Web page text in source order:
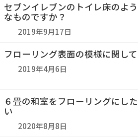
セブンイレブンのトイレ床のよう
なものですか？
2019年9月17日
フローリング表面の模様に関して
2019年4月6日
６畳の和室をフローリングにした
い
2020年8月8日